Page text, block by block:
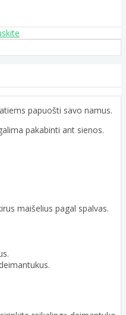
papuošti savo namus.
pakabinti ant sienos.
maišelius pagal spalvas.